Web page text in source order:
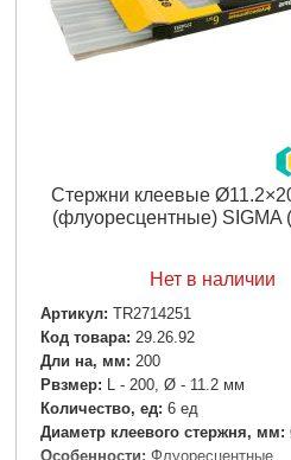
Стержни клеевые
(флуоресцентные) SIGMA
Нет в наличии
Артикул: TR2714251
Код товара: 29.26.92
Дли на, мм: 200
Рвзмер: L - 200, Ø - 11.2 мм
Количество, ед: 6 ед
Диаметр клеевого стержня, мм:
Особенности: Флуоресцентные